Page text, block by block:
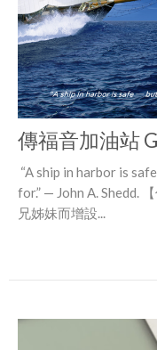
傳福音加油站
“A ship in harbor is
for.” — John A. Shedd.
兄姊妹而增設...